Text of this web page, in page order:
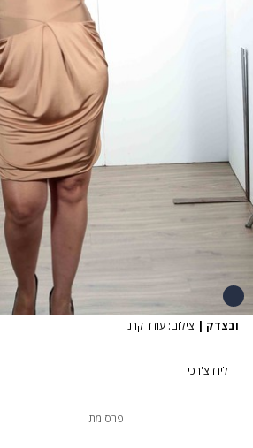
ובצדק | צילום: עודד קרני
לירז צ'רכי
פרסומת